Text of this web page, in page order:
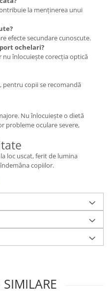
la menținerea unui
efecte secundare cunoscute.
ochelari?
nu înlocuiește corecția optică
copii se recomandă
Nu înlocuiește o dietă
probleme oculare severe,
loc uscat, ferit de lumina
copiilor.
SIMILARE